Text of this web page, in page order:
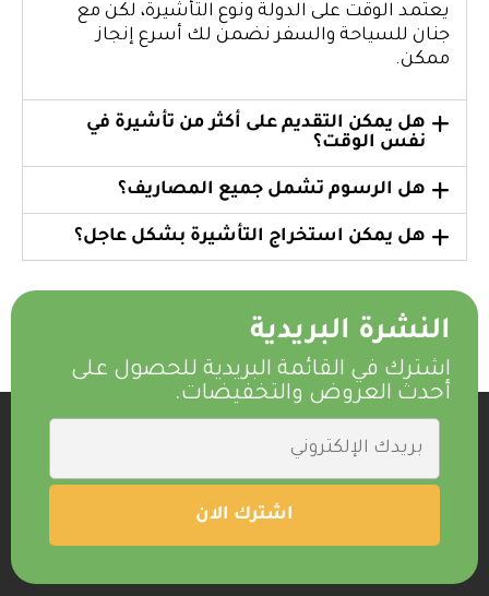
يعتمد الوقت على الدولة ونوع التأشيرة، لكن مع
جنان للسياحة والسفر نضمن لك أسرع إنجاز
ممكن.
هل يمكن التقديم على أكثر من تأشيرة في
نفس الوقت؟
هل الرسوم تشمل جميع المصاريف؟
هل يمكن استخراج التأشيرة بشكل عاجل؟
النشرة البريدية
اشترك في القائمة البريدية للحصول على
أحدث العروض والتخفيضات.